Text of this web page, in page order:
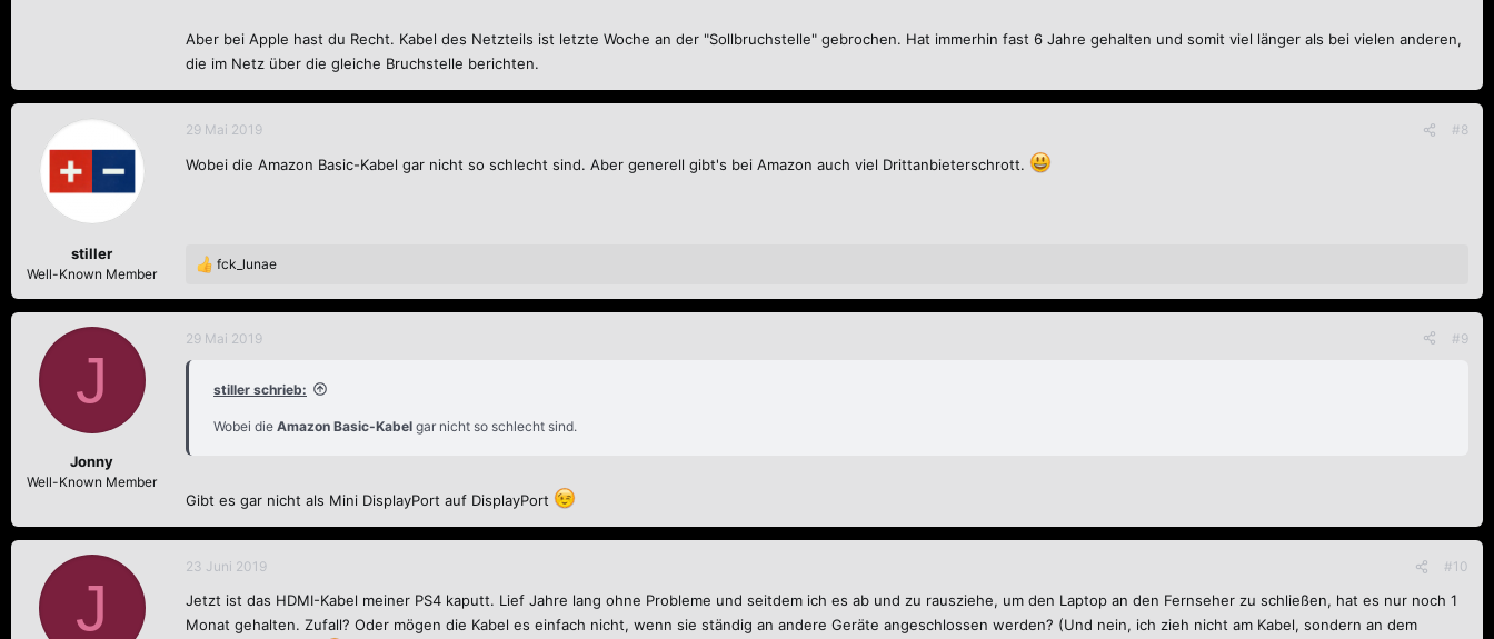
Aber bei Apple hast du Recht. Kabel des Netzteils ist letzte Woche an der "Sollbruchstelle" gebrochen. Hat immerhin fast 6 Jahre gehalten und somit viel länger als bei vielen anderen,
die im Netz über die gleiche Bruchstelle berichten.
stiller
Well-Known Member
29 Mai 2019 #8
Wobei die Amazon Basic-Kabel gar nicht so schlecht sind. Aber generell gibt's bei Amazon auch viel Drittanbieterschrott.
R
a
k
fck_lunae
J
Jonny
Well-Known Member
29 Mai 2019 #9
stiller schrieb:
Wobei die Amazon Basic-Kabel gar nicht so schlecht sind.
Gibt es gar nicht als Mini DisplayPort auf DisplayPort
J
23 Juni 2019 #10
Jetzt ist das HDMI-Kabel meiner PS4 kaputt. Lief Jahre lang ohne Probleme und seitdem ich es ab und zu rausziehe, um den Laptop an den Fernseher zu schließen, hat es nur noch 1
Monat gehalten. Zufall? Oder mögen die Kabel es einfach nicht, wenn sie ständig an andere Geräte angeschlossen werden? (Und nein, ich zieh nicht am Kabel, sondern an dem